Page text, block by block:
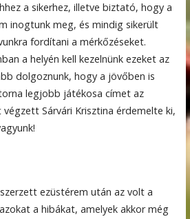
a sikerhez, illetve biztató, hogy a
inogtunk meg, és mindig sikerült
fordítani a mérkőzéseket.
a helyén kell kezelnünk ezeket az
dolgoznunk, hogy a jövőben is
legjobb játékosa címet az
Sárvári Krisztina érdemelte ki,
ezüstérem után az volt a
a hibákat, amelyek akkor még